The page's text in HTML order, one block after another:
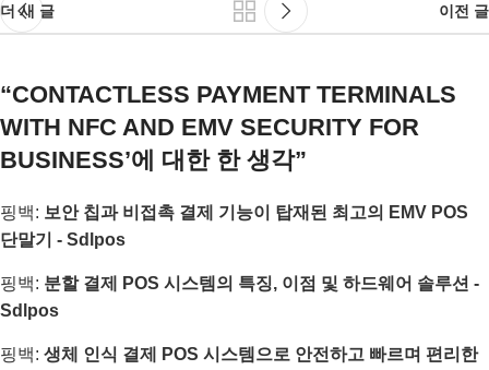
더 새 글 이전 글
“CONTACTLESS PAYMENT TERMINALS
WITH NFC AND EMV SECURITY FOR
BUSINESS’에 대한 한 생각”
핑백: 보안 칩과 비접촉 결제 기능이 탑재된 최고의 EMV POS
단말기 - Sdlpos
핑백: 분할 결제 POS 시스템의 특징, 이점 및 하드웨어 솔루션 -
Sdlpos
핑백: 생체 인식 결제 POS 시스템으로 안전하고 빠르며 편리한